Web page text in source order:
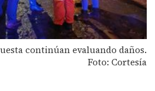
continúan evaluando daños.
Foto: Cortesía